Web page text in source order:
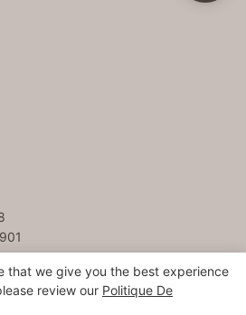
that we give you the best experience
review our Politique De